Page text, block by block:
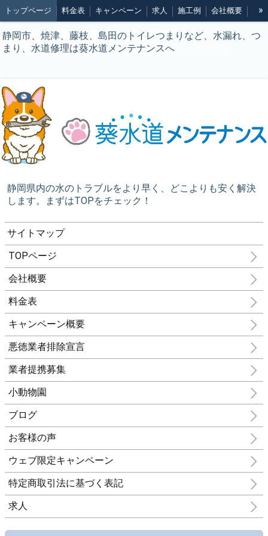
トップページ 料金表 キャンペーン 求人 施工例 会社概要
ホームページ割引 提携業者様募集中 サイトマップ
特定商取引法表記
»
静岡市、焼津、藤枝、島田のトイレつまりなど、水漏れ、つ
まり、水道修理は葵水道メンテナンスへ
静岡県内の水のトラブルをより早く、どこよりも安く解決
します。まずはTOPをチェック！
サイトマップ
TOPページ
会社概要
料金表
キャンペーン概要
悪徳業者排除宣言
業者提携募集
小動物園
ブログ
お客様の声
ウェブ限定キャンペーン
特定商取引法に基づく表記
求人